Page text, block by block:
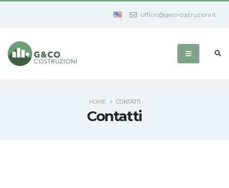
ufficio@geco-costruzioni.it
Contatti
HOME CONTATTI